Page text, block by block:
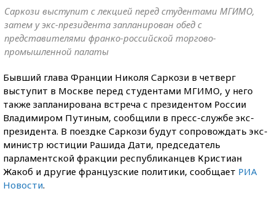
Саркози выступит с лекцией перед студентами МГИМО,
затем у экс-президента запланирован обед с
представителями франко-российской торгово-
промышленной палаты
Бывший глава Франции Николя Саркози в четверг
выступит в Москве перед студентами МГИМО, у него
также запланирована встреча с президентом России
Владимиром Путиным, сообщили в пресс-службе экс-
президента. В поездке Саркози будут сопровождать экс-
министр юстиции Рашида Дати, председатель
парламентской фракции республиканцев Кристиан
Жакоб и другие французские политики, сообщает РИА
Новости.